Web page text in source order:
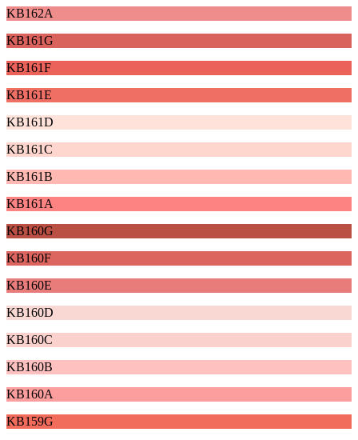
KB162A
KB161G
KB161F
KB161E
KB161D
KB161C
KB161B
KB161A
KB160G
KB160F
KB160E
KB160D
KB160C
KB160B
KB160A
KB159G